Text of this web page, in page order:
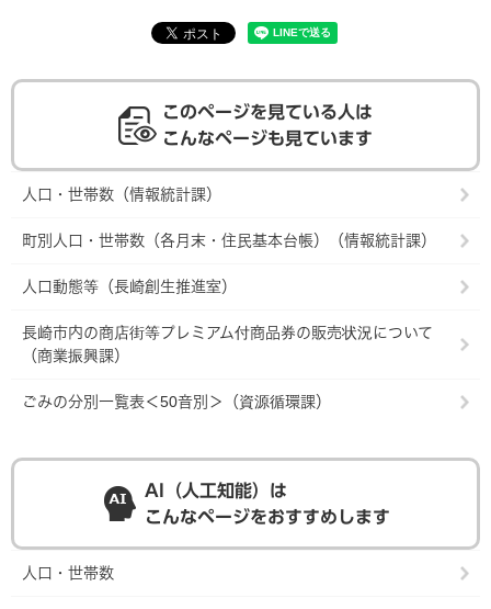
このページを見ている人は
こんなページも見ています
人口・世帯数（情報統計課）
町別人口・世帯数（各月末・住民基本台帳）（情報統計課）
人口動態等（長崎創生推進室）
長崎市内の商店街等プレミアム付商品券の販売状況について
（商業振興課）
ごみの分別一覧表＜50音別＞（資源循環課）
AI（人工知能）は
こんなページをおすすめします
人口・世帯数